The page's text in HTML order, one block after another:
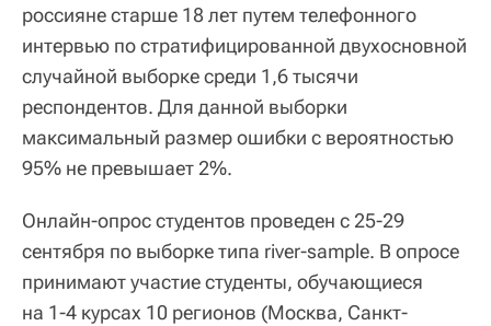
россияне старше 18 лет путем телефонного
интервью по стратифицированной двухосновной
случайной выборке среди 1,6 тысячи
респондентов. Для данной выборки
максимальный размер ошибки с вероятностью
95% не превышает 2%.
Онлайн-опрос студентов проведен с 25-29
сентября по выборке типа river-sample. В опросе
принимают участие студенты, обучающиеся
на 1-4 курсах 10 регионов (Москва, Санкт-